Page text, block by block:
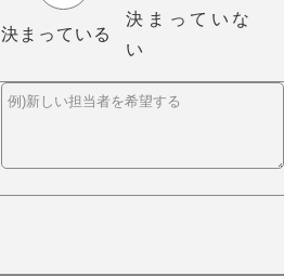
決まっている
決まっていな
い